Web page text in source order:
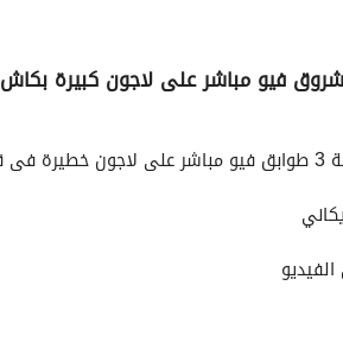
فيو مباشر على لاجون كبيرة بكاش